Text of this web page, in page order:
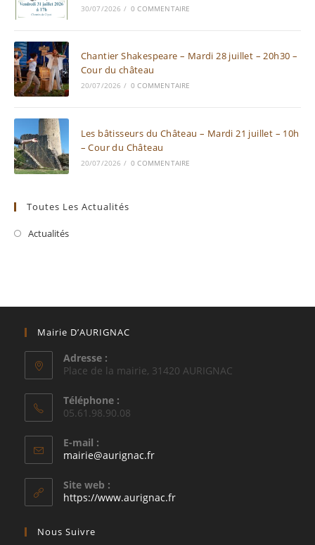
30/07/2026 / 0 COMMENTAIRE
Chantier Shakespeare – Mardi 28 juillet – 20h30 –
Cour du château
20/07/2026 / 0 COMMENTAIRE
Les bâtisseurs du Château – Mardi 21 juillet – 10h
– Cour du Château
20/07/2026 / 0 COMMENTAIRE
Toutes Les Actualités
Actualités
Mairie D’AURIGNAC
Adresse :
Place de la mairie, 31420 AURIGNAC
Téléphone :
05.61.98.90.08
E-mail :
mairie@aurignac.frS’ouvre
application
Site web :
https://www.aurignac.fr
Nous Suivre